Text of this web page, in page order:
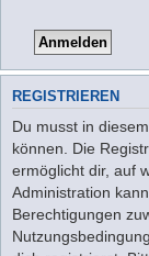
REGISTRIEREN
Du musst in
können. Die
ermöglicht dir, auf
Administration
Berechtigungen